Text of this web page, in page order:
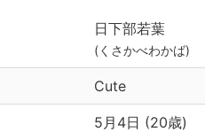
日下部若葉
(くさかべわかば)
Cute
5月4日 (20歳)